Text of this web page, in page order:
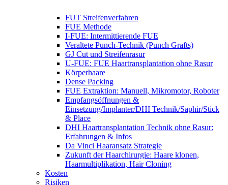
FUT Streifenverfahren
FUE Methode
I-FUE: Intermittierende FUE
Veraltete Punch-Technik (Punch Grafts)
GJ Cut und Streifenrasur
U-FUE: FUE Haartransplantation ohne Rasur
Körperhaare
Dense Packing
FUE Extraktion: Manuell, Mikromotor, Roboter
Empfangsöffnungen &
Einsetzung/Implanter/DHI Technik/Saphir/Stick
& Place
DHI Haartransplantation Technik ohne Rasur:
Erfahrungen & Infos
Da Vinci Haaransatz Strategie
Zukunft der Haarchirurgie: Haare klonen,
Haarmultiplikation, Hair Cloning
Kosten
Risiken